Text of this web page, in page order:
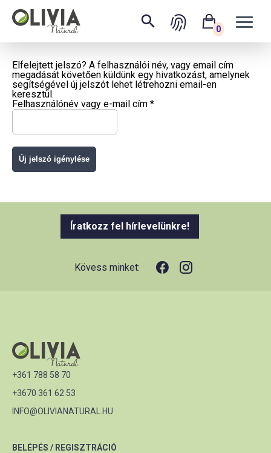
0
Elfelejtett jelszó? A felhasználói név, vagy email cím
megadását követően küldünk egy hivatkozást, amelynek
segítségével új jelszót lehet létrehozni email-en
keresztül.
Felhasználónév vagy e-mail cím *Kötelező
Új jelszó igénylése
Íratkozz fel hírlevelünkre!
Kövess minket:
+361 788 58 70
+3670 361 62 53
INFO@OLIVIANATURAL.HU
BELÉPÉS / REGISZTRÁCIÓ